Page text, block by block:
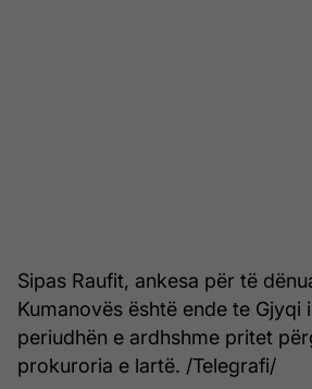
Sipas Raufit, ankesa për të
Kumanovës është ende te Gjyqi
periudhën e ardhshme pritet
prokuroria e lartë. /Telegrafi/